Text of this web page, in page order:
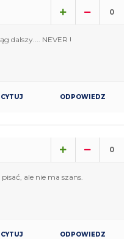
0
dalszy.... NEVER !
CYTUJ ODPOWIEDZ
0
ale nie ma szans.
CYTUJ ODPOWIEDZ